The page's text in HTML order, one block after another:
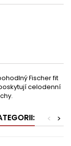
Fischer fit
celodenní
>
<